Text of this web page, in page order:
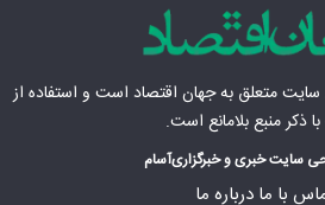
سایت متعلق بهجهان اقتصاد است و استفاده از
ذکر منبع بلامانع است.
سایت خبری و خبرگزاریآسام
با ما درباره ما